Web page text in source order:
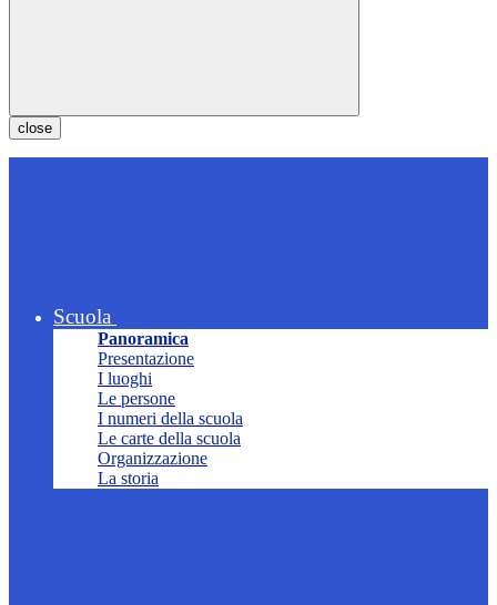
close
Scuola
Panoramica
Presentazione
I luoghi
Le persone
I numeri della scuola
Le carte della scuola
Organizzazione
La storia